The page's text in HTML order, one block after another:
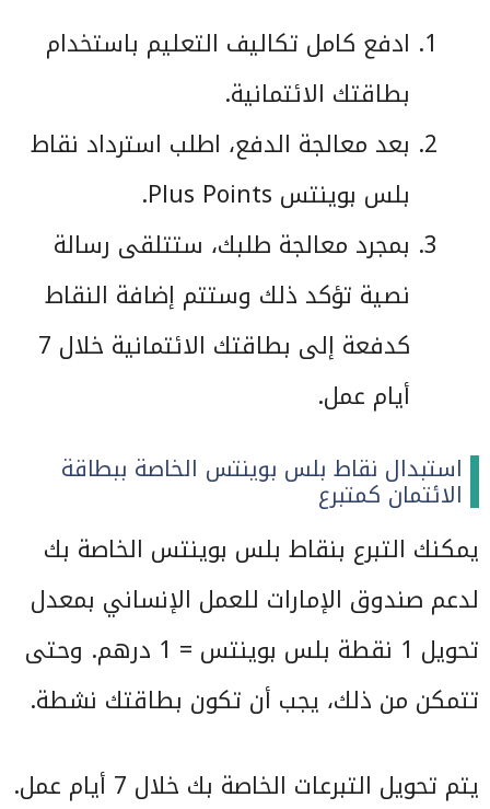
ادفع كامل تكاليف التعليم باستخدام
بطاقتك الائتمانية.
بعد معالجة الدفع، اطلب استرداد نقاط
بلس بوينتس Plus Points.
بمجرد معالجة طلبك، ستتلقى رسالة
نصية تؤكد ذلك وستتم إضافة النقاط
كدفعة إلى بطاقتك الائتمانية خلال 7
أيام عمل.
استبدال نقاط بلس بوينتس الخاصة ببطاقة
الائتمان كمتبرع
يمكنك التبرع بنقاط بلس بوينتس الخاصة بك
لدعم صندوق الإمارات للعمل الإنساني بمعدل
تحويل 1 نقطة بلس بوينتس = 1 درهم. وحتى
تتمكن من ذلك، يجب أن تكون بطاقتك نشطة.
يتم تحويل التبرعات الخاصة بك خلال 7 أيام عمل.